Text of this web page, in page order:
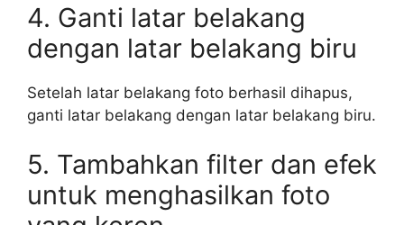
4. Ganti latar belakang
dengan latar belakang biru
Setelah latar belakang foto berhasil dihapus,
ganti latar belakang dengan latar belakang biru.
5. Tambahkan filter dan efek
untuk menghasilkan foto